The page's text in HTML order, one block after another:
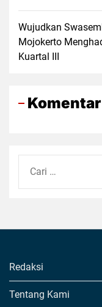
Wujudkan
Mojokerto
Kuartal III
untuk:
Redaksi
Tentang Kami